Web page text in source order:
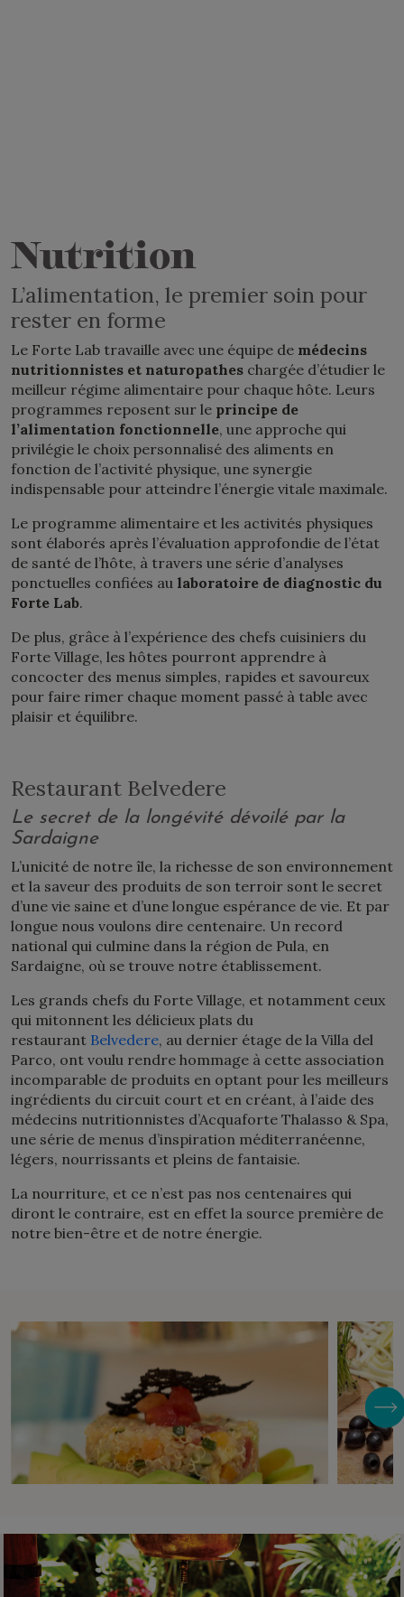
Nutrition
L’alimentation, le premier soin pour
rester en forme
Le Forte Lab travaille avec une équipe de médecins
nutritionnistes et naturopathes chargée d’étudier le
meilleur régime alimentaire pour chaque hôte. Leurs
programmes reposent sur le principe de
l’alimentation fonctionnelle, une approche qui
privilégie le choix personnalisé des aliments en
fonction de l’activité physique, une synergie
indispensable pour atteindre l’énergie vitale maximale.
Le programme alimentaire et les activités physiques
sont élaborés après l’évaluation approfondie de l’état
de santé de l’hôte, à travers une série d’analyses
ponctuelles confiées au laboratoire de diagnostic du
Forte Lab.
De plus, grâce à l’expérience des chefs cuisiniers du
Forte Village, les hôtes pourront apprendre à
concocter des menus simples, rapides et savoureux
pour faire rimer chaque moment passé à table avec
plaisir et équilibre.
Restaurant Belvedere
Le secret de la longévité dévoilé par la
Sardaigne
L’unicité de notre île, la richesse de son environnement
et la saveur des produits de son terroir sont le secret
d’une vie saine et d’une longue espérance de vie. Et par
longue nous voulons dire centenaire. Un record
national qui culmine dans la région de Pula, en
Sardaigne, où se trouve notre établissement.
Les grands chefs du Forte Village, et notamment ceux
qui mitonnent les délicieux plats du
restaurant Belvedere, au dernier étage de la Villa del
Parco, ont voulu rendre hommage à cette association
incomparable de produits en optant pour les meilleurs
ingrédients du circuit court et en créant, à l’aide des
médecins nutritionnistes d’Acquaforte Thalasso & Spa,
une série de menus d’inspiration méditerranéenne,
légers, nourrissants et pleins de fantaisie.
La nourriture, et ce n’est pas nos centenaires qui
diront le contraire, est en effet la source première de
notre bien-être et de notre énergie.